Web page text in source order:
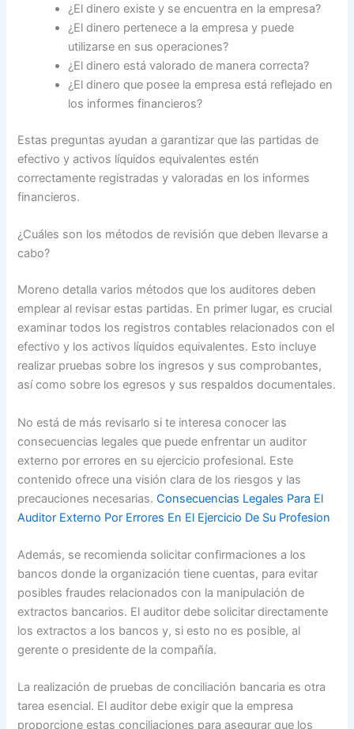
¿El dinero existe y se encuentra en la empresa?
¿El dinero pertenece a la empresa y puede
utilizarse en sus operaciones?
¿El dinero está valorado de manera correcta?
¿El dinero que posee la empresa está reflejado en
los informes financieros?
Estas preguntas ayudan a garantizar que las partidas de
efectivo y activos líquidos equivalentes estén
correctamente registradas y valoradas en los informes
financieros.
¿Cuáles son los métodos de revisión que deben llevarse a
cabo?
Moreno detalla varios métodos que los auditores deben
emplear al revisar estas partidas. En primer lugar, es crucial
examinar todos los registros contables relacionados con el
efectivo y los activos líquidos equivalentes. Esto incluye
realizar pruebas sobre los ingresos y sus comprobantes,
así como sobre los egresos y sus respaldos documentales.
No está de más revisarlo si te interesa conocer las
consecuencias legales que puede enfrentar un auditor
externo por errores en su ejercicio profesional. Este
contenido ofrece una visión clara de los riesgos y las
precauciones necesarias.Consecuencias Legales Para El
Auditor Externo Por Errores En El Ejercicio De Su Profesion
Además, se recomienda solicitar confirmaciones a los
bancos donde la organización tiene cuentas, para evitar
posibles fraudes relacionados con la manipulación de
extractos bancarios. El auditor debe solicitar directamente
los extractos a los bancos y, si esto no es posible, al
gerente o presidente de la compañía.
La realización de pruebas de conciliación bancaria es otra
tarea esencial. El auditor debe exigir que la empresa
proporcione estas conciliaciones para asegurar que los